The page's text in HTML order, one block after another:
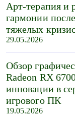
Арт-терапия и
гармонии
тяжелых
29.05.2026
Обзор
Radeon RX
инновации в
игрового ПК
19.05.2026